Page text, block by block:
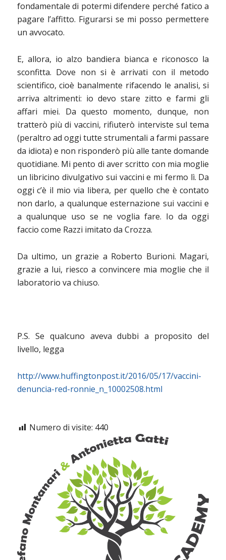
fondamentale di potermi difendere perché fatico a
pagare l’affitto. Figurarsi se mi posso permettere
un avvocato.
E, allora, io alzo bandiera bianca e riconosco la
sconfitta. Dove non si è arrivati con il metodo
scientifico, cioè banalmente rifacendo le analisi, si
arriva altrimenti: io devo stare zitto e farmi gli
affari miei. Da questo momento, dunque, non
tratterò più di vaccini, rifiuterò interviste sul tema
(peraltro ad oggi tutte strumentali a farmi passare
da idiota) e non risponderò più alle tante domande
quotidiane. Mi pento di aver scritto con mia moglie
un libricino divulgativo sui vaccini e mi fermo lì. Da
oggi c’è il mio via libera, per quello che è contato
non darlo, a qualunque esternazione sui vaccini e
a qualunque uso se ne voglia fare. Io da oggi
faccio come Razzi imitato da Crozza.
Da ultimo, un grazie a Roberto Burioni. Magari,
grazie a lui, riesco a convincere mia moglie che il
laboratorio va chiuso.
P.S. Se qualcuno aveva dubbi a proposito del
livello, legga
http://www.huffingtonpost.it/2016/05/17/vaccini-
denuncia-red-ronnie_n_10002508.html
Numero di visite: 440